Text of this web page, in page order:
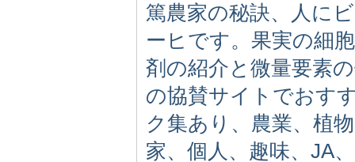
篤農家の秘訣、人に
ーヒです。果実の細
剤の紹介と微量要素
の協賛サイトでおす
ク集あり、農業、植
家、個人、趣味、JA